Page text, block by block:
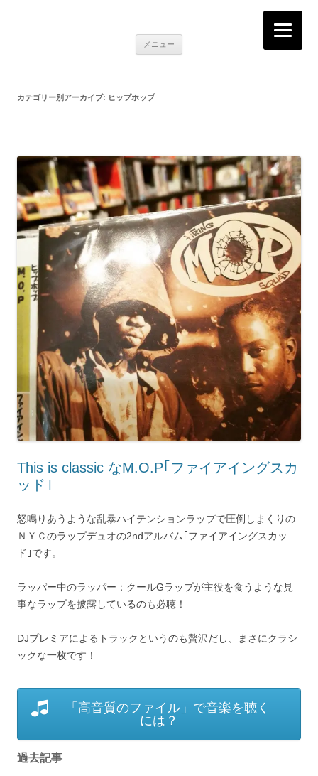
メニュー
カテゴリー別アーカイブ: ヒップホップ
This is classic なM.O.P｢ファイアイングスカ
ッド｣
怒鳴りあうような乱暴ハイテンションラップで圧倒しまくりの
ＮＹＣのラップデュオの2ndアルバム｢ファイアイングスカッ
ド｣です。
ラッパー中のラッパー：クールGラップが主役を食うような見
事なラップを披露しているのも必聴！
DJプレミアによるトラックというのも贅沢だし、まさにクラシ
ックな一枚です！
「高音質のファイル」で音楽を聴く
には？
過去記事